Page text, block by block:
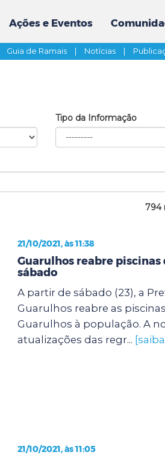
Ações e Eventos
Guia de Ramais | Notícias |
Tipo da Informação
794
21/10/2021, às 11:38
Guarulhos reabre piscinas
sábado
A partir de sábado (23), a
Guarulhos reabre as
Guarulhos à população. A
atualizações das regr...
21/10/2021, às 11:05